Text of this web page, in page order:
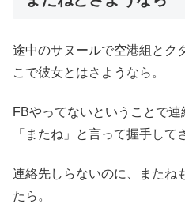
途中のサヌールで空港組とク
こで彼女とはさようなら。
FBやってないということで連
「またね」と言って握手して
連絡先しらないのに、またね
たら。